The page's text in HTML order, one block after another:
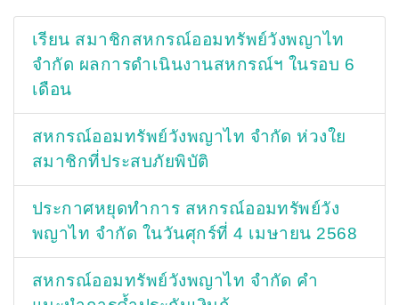
เรียน สมาชิกสหกรณ์ออมทรัพย์วังพญาไท
จำกัด ผลการดำเนินงานสหกรณ์ฯ ในรอบ 6
เดือน
สหกรณ์ออมทรัพย์วังพญาไท จำกัด ห่วงใย
สมาชิกที่ประสบภัยพิบัติ
ประกาศหยุดทำการ สหกรณ์ออมทรัพย์วัง
พญาไท จำกัด ในวันศุกร์ที่ 4 เมษายน 2568
สหกรณ์ออมทรัพย์วังพญาไท จำกัด คำ